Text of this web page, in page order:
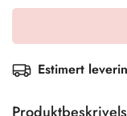
Estimert